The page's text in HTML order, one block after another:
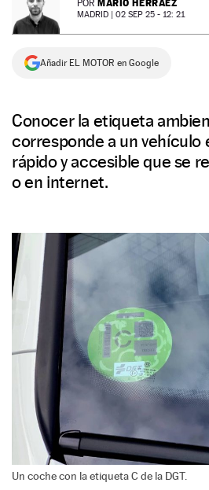
NEWSLETTER
SÍGUENOS
POR MARIO HERRÁEZ
MADRID | 02 SEP 25 - 12: 21
Añadir EL MOTOR en Google
Conocer la etiqueta
corresponde a un vehículo
rápido y accesible que se
o en internet.
Un coche con la etiqueta C de la DGT.